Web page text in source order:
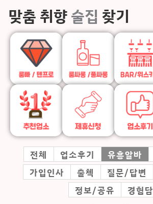
맞춤 취향 술집 찾기
전체 업소후기 유흥알바
가입인사
출첵 질문/답변
정보/공유
경험담